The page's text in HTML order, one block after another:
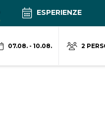
ESPERIENZE
07.08. - 10.08. 2